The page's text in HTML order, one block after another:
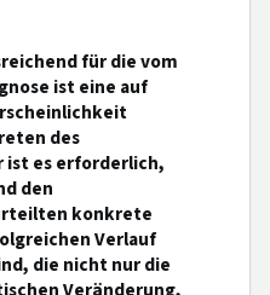
für die vom
ist eine auf
des
ist es erforderlich,
den
konkrete
Verlauf
die nicht nur die